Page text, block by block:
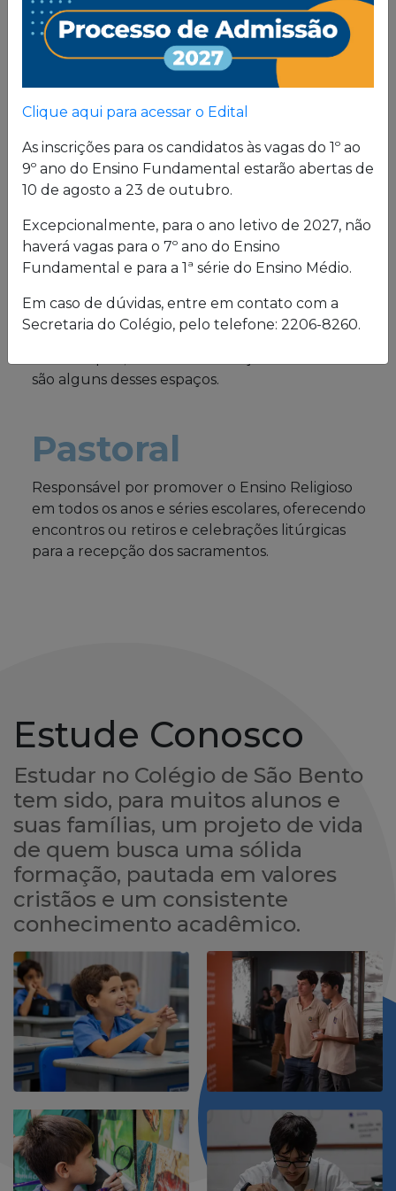
Proposta
Pedagógica
formação, pautada em valores cristãos e um
consistente conhecimento acadêmico.
Estrutura física
O Colégio oferece uma excelente estrutura para
atender a seus alunos em período integral.
Laboratórios de Química, Física e Biologia; salas
de leitura e de grupo; biblioteca; cybersala;
auditórios; complexo esportivo; piscina
são alguns desses espaços.
Pastoral
Responsável por promover o Ensino Religioso
em todos os anos e séries escolares, oferecendo
encontros ou retiros e celebrações litúrgicas
para a recepção dos sacramentos.
Estude Conosco
Estudar no Colégio de São Bento
tem sido, para muitos alunos e
suas famílias, um projeto de vida
de quem busca uma sólida
formação, pautada em valores
cristãos e um consistente
conhecimento acadêmico.
Clique aqui para acessar o Edital
As inscrições para os candidatos às vagas do 1º ao
9º ano do Ensino Fundamental estarão abertas de
10 de agosto a 23 de outubro.
Excepcionalmente, para o ano letivo de 2027, não
haverá vagas para o 7º ano do Ensino
Fundamental e para a 1ª série do Ensino Médio.
Em caso de dúvidas, entre em contato com a
Secretaria do Colégio, pelo telefone: 2206-8260.